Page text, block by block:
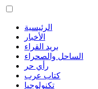
الرئيسية
الأخبار
بريد القراء
الساحل والصحراء
رأي حر
كتاب عرب
تكنولوجيا